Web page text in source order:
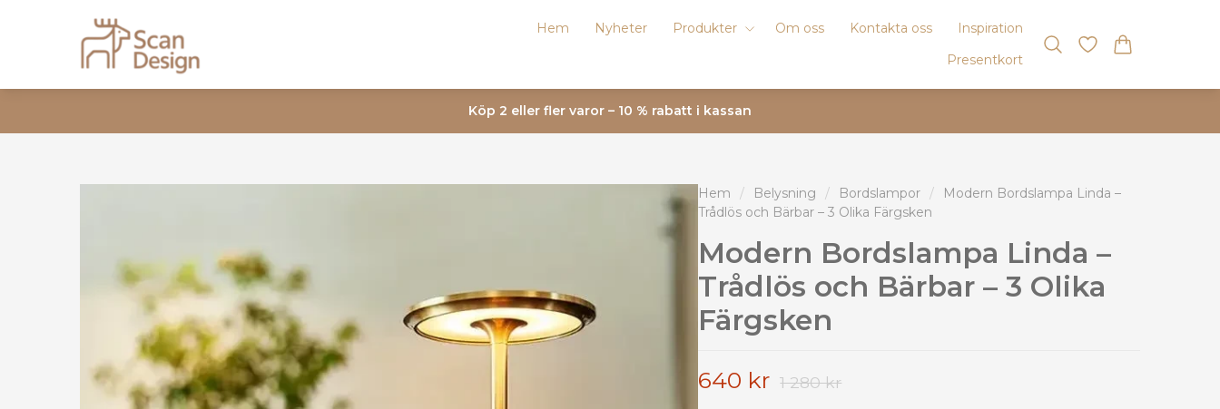
Hem Nyheter Produkter Om oss Kontakta oss
Inspiration
Presentkort
Köp 2 eller fler varor – 10 % rabatt i kassan
Hem / Belysning / Bordslampor /
Modern Bordslampa Linda –
Trådlös och Bärbar – 3 Olika Färgsken
Modern Bordslampa Linda –
Trådlös och Bärbar – 3 Olika
Färgsken
640 kr 1 280 kr